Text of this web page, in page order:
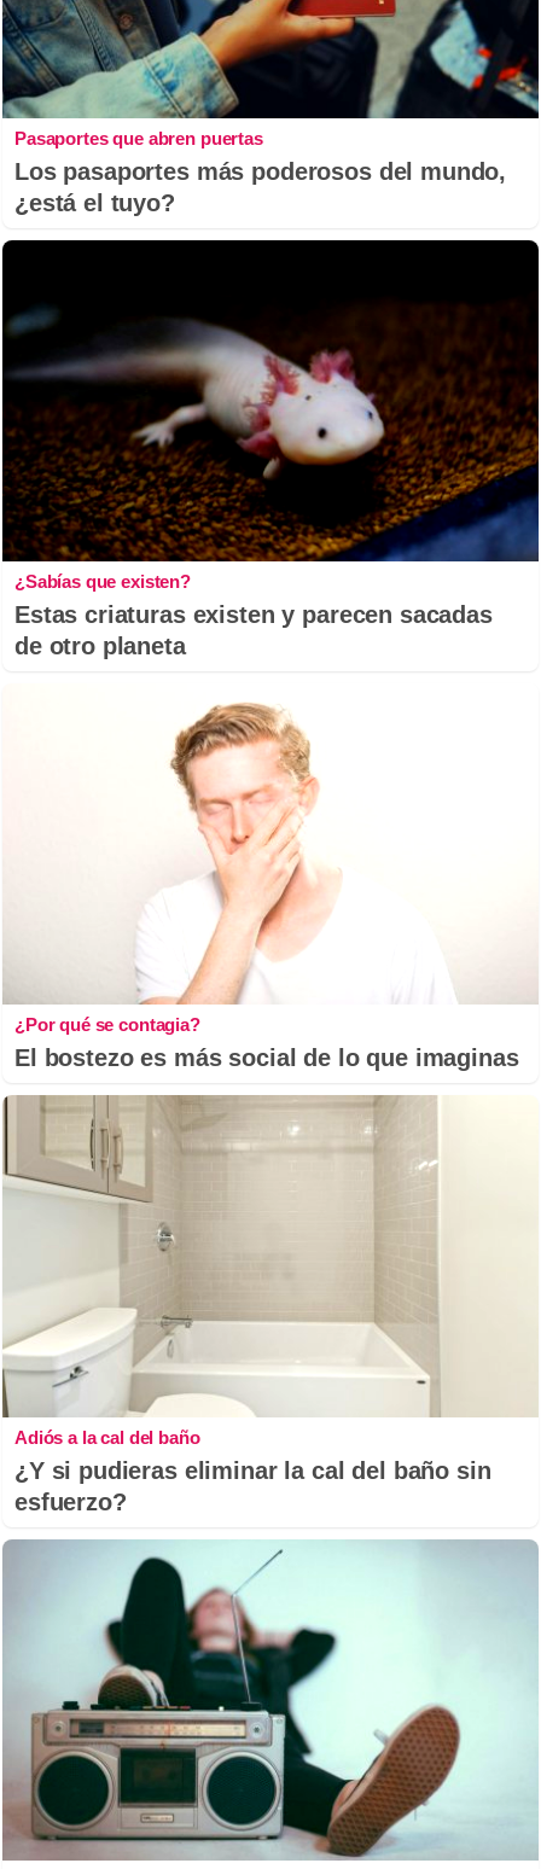
Pasaportes que abren puertas
Los pasaportes más poderosos del mundo,
¿está el tuyo?
¿Sabías que existen?
Estas criaturas existen y parecen sacadas
de otro planeta
¿Por qué se contagia?
El bostezo es más social de lo que imaginas
Adiós a la cal del baño
¿Y si pudieras eliminar la cal del baño sin
esfuerzo?